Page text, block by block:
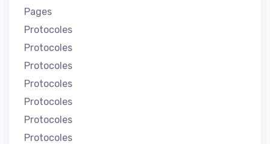
Pages
Protocoles
Protocoles
Protocoles
Protocoles
Protocoles
Protocoles
Protocoles